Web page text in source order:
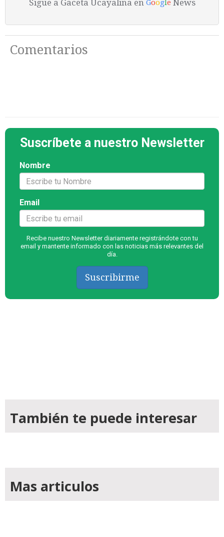
Sigue a Gaceta Ucayalina en Google News
Comentarios
Suscríbete a nuestro Newsletter
Nombre
Email
Recibe nuestro Newsletter diariamente registrándote con tu
email y mantente informado con las noticias más relevantes del
día.
Suscribirme
También te puede interesar
Mas articulos